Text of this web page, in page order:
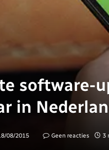
software-
in
08/2015 Geen reacties 3